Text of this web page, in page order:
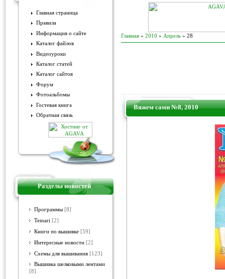
Главная страница
Правила
Информация о сайте
Каталог файлов
Видеоуроки
Каталог статей
Каталог сайтов
Форум
Фотоальбомы
Гостевая книга
Обратная связь
Разделы новостей
Программы [8]
Temari [2]
Книги по вышивке [59]
Интересные новости [2]
Схемы для вышивания [123]
Вышивка шелковыми лентами
[8]
Главная » 2010 » Апрель » 28
Вяжем сами №8, 2010